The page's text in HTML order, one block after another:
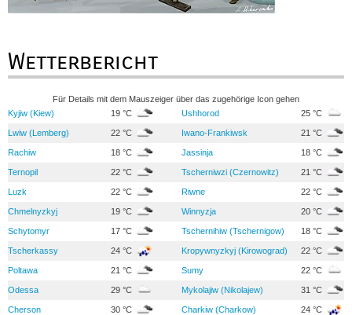
Wetterbericht
Für Details mit dem Mauszeiger über das zugehörige Icon gehen
Kyjiw (Kiew)
19 °C Ushhorod 25 °C
Lwiw (Lemberg) 22 °C Iwano-Frankiwsk 21 °C
Rachiw 18 °C Jassinja 18 °C
Ternopil 22 °C Tscherniwzi (Czernowitz) 21 °C
Luzk 22 °C Riwne 22 °C
Chmelnyzkyj 19 °C Winnyzja 20 °C
Schytomyr 17 °C Tschernihiw (Tschernigow) 18 °C
Tscherkassy 24 °C Kropywnyzkyj (Kirowograd) 22 °C
Poltawa 21 °C Sumy 22 °C
Odessa 29 °C Mykolajiw (Nikolajew) 31 °C
Cherson 30 °C Charkiw (Charkow) 24 °C